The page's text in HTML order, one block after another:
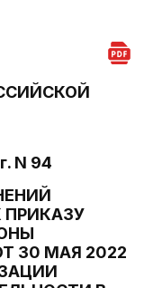
N 94
ПРИКАЗУ
30 МАЯ 2022